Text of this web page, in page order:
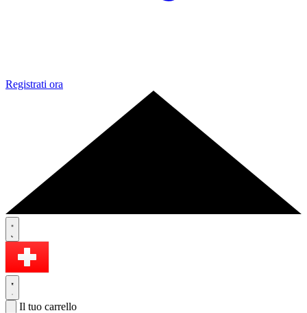
Registrati ora
Il tuo carrello